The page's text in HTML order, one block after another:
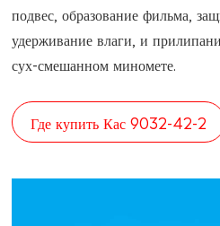
подвес, образование фильма,
удерживание влаги, и
сух-смешанном миномете.
Где купить Кас 9032-42-2